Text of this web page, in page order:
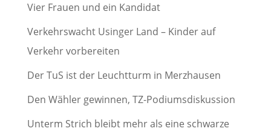
Vier Frauen und ein Kandidat
Verkehrswacht Usinger Land – Kinder auf
Verkehr vorbereiten
Der TuS ist der Leuchtturm in Merzhausen
Den Wähler gewinnen, TZ-Podiumsdiskussion
Unterm Strich bleibt mehr als eine schwarze